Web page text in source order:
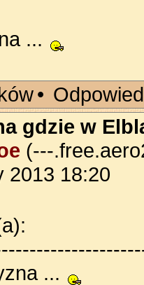
...
•
gdzie w
(---
2013 18:20
...